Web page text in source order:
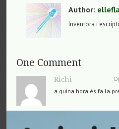
Author:
Inventora i
One Comment
Richi
a quina hora és fa la